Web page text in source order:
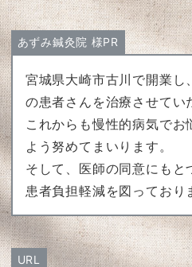
あずみ鍼灸院 様PR
宮城県大崎市古川で開業し
の患者さんを治療させてい
これからも慢性的病気でお
よう努めてまいります。
そして、医師の同意にもと
患者負担軽減を図っており
URL